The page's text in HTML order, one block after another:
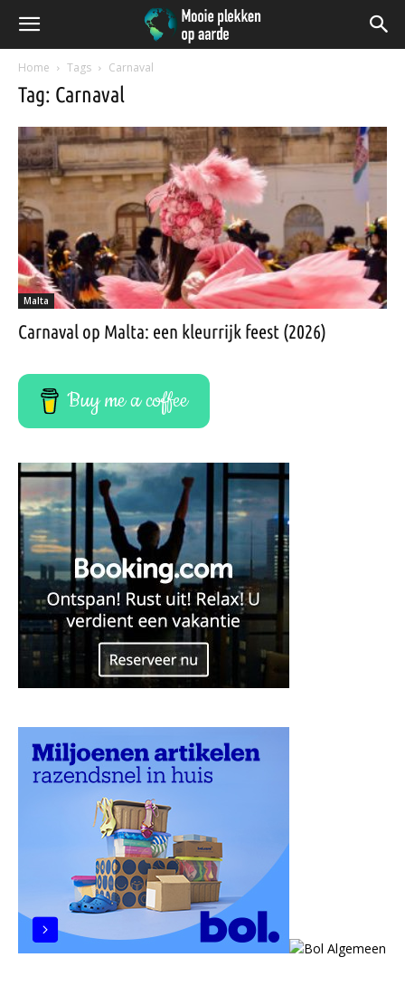
Home Tags Carnaval
Tag: Carnaval
Malta
Carnaval op Malta: een kleurrijk feest (2026)
Buy me a coffee